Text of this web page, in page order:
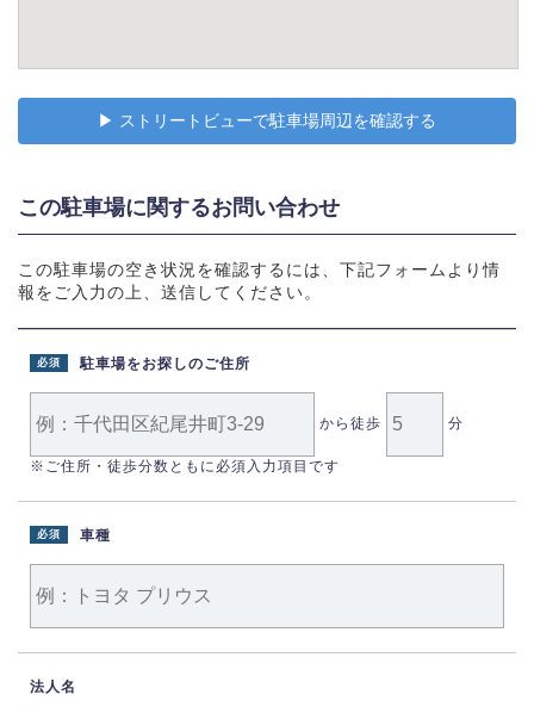
▶︎ ストリートビューで駐車場周辺を確認する
この駐車場に関するお問い合わせ
この駐車場の空き状況を確認するには、下記フォームより情
報をご入力の上、送信してください。
駐車場をお探しのご住所
必須
から徒歩 分
※ご住所・徒歩分数ともに必須入力項目です
車種
必須
法人名